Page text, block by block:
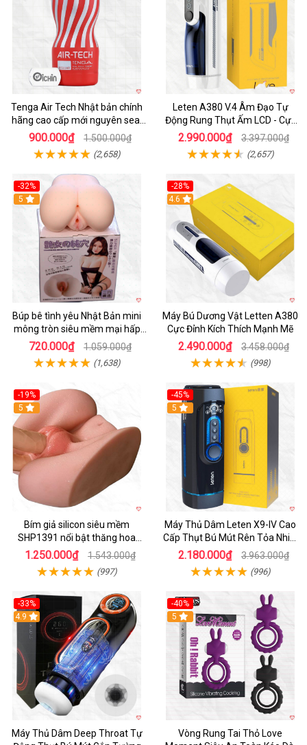
Tenga Air Tech Nhật bản chính
hãng cao cấp mới nguyên seal
giá tốt
900.000₫ 1.500.000₫
(2,658)
Leten A380 V.4 Âm Đạo Tự
Động Rung Thụt Ấm LCD - Cực
Phê
2.990.000₫ 3.397.000₫
(2,657)
-32%
Hot
5
Búp bê tình yêu Nhật Bản mini
mông tròn siêu mềm mại hấp
dẫn
720.000₫ 1.059.000₫
(1,638)
-28%
Hot
4.6
Máy Bú Dương Vật Letten A380
Cực Đỉnh Kích Thích Mạnh Mẽ
2.490.000₫ 3.458.000₫
(998)
-19%
Hot
5
Bím giả silicon siêu mềm
SHP1391 nổi bật thăng hoa
hoàn hảo
1.250.000₫ 1.543.000₫
(997)
-45%
Hot
5
Máy Thủ Dâm Leten X9-IV Cao
Cấp Thụt Bú Mút Rên Tỏa Nhiệt
Sạc Pin
2.180.000₫ 3.963.000₫
(996)
-33%
Hot
4.9
Máy Thủ Dâm Deep Throat Tự
-40%
5
Vòng Rung Tai Thỏ Love